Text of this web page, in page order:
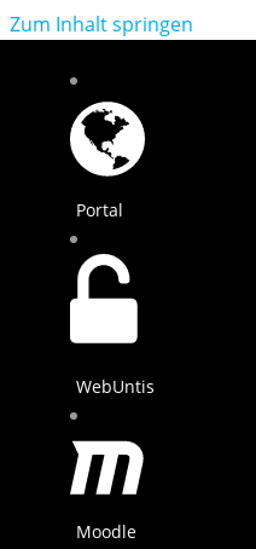
Zum Inhalt springen
Portal
WebUntis
Moodle